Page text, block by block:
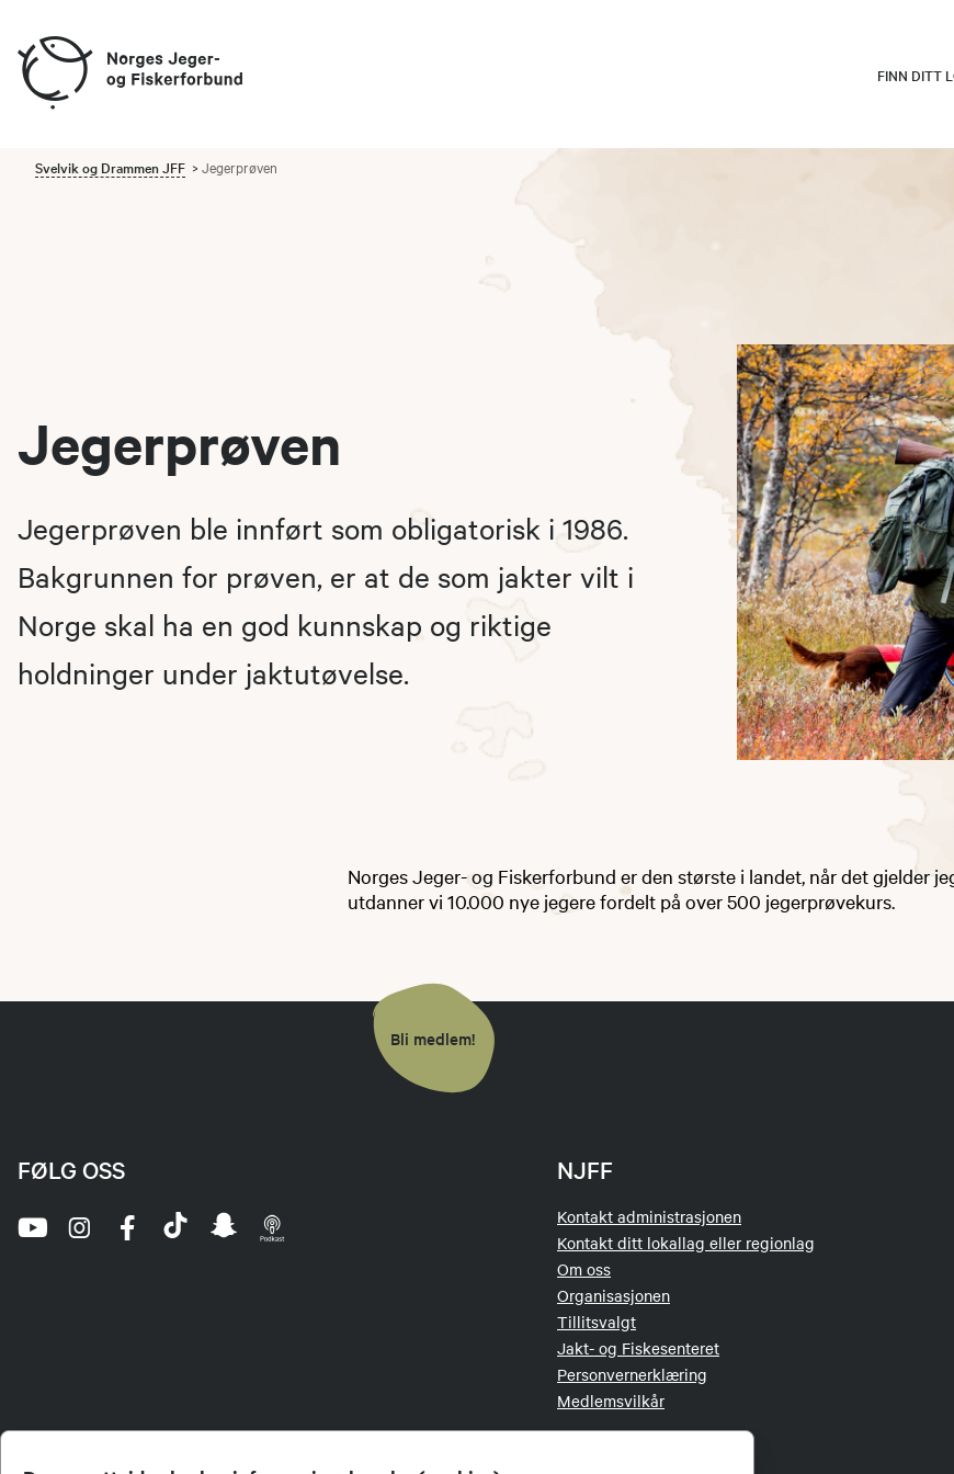
FINN DITT
Svelvik og Drammen JFF Jegerprøven
Jegerprøven
Jegerprøven ble innført som obligatorisk i 1986.
Bakgrunnen for prøven, er at de som jakter vilt i
Norge skal ha en god kunnskap og riktige
holdninger under jaktutøvelse.
Norges Jeger- og Fiskerforbund er den største i landet, når det gjelder
utdanner vi 10.000 nye jegere fordelt på over 500 jegerprøvekurs.
Bli medlem!
NJFF
Kontakt administrasjonen
Kontakt ditt lokallag eller regionlag
Om oss
Organisasjonen
Tillitsvalgt
Jakt- og Fiskesenteret
Personvernerklæring
Medlemsvilkår
FØLG OSS